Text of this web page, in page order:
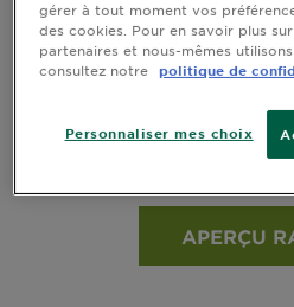
Explorer
Au coeur
l'ingrédient
Bündchen
magazine
HUILE D’AVOCAT &
APERÇU
gérer à tout moment vos
des cookies. Pour en savoir plus
partenaires et nous-mêmes
consultez notre
politique de
Personnaliser mes choix